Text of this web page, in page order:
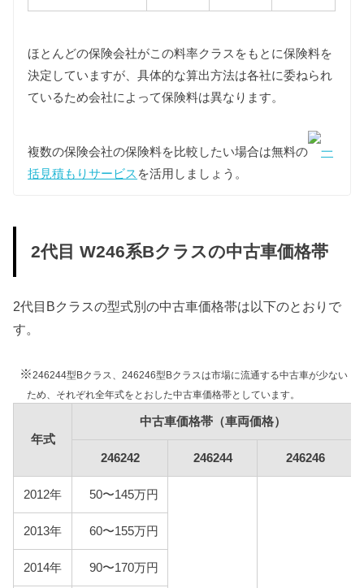
車検費用
車検代行料金、一般消耗品の交換費用などを含め車
検費用を50,000円としています。
2代目Bクラスは自家用乗用車に該当しますので、自
賠責の金額は10,775円となります。
料と想定実燃費をもとに燃料代を算出しています。
型式 燃料代
246244 147,400円
ほとんどの保険会社がこの料率クラスをもとに保険料を
決定していますが、具体的な算出方法は各社に委ねられ
ているため会社によって保険料は異なります。
複数の保険会社の保険料を比較したい場合は無料の
一
括見積もりサービス を活用しましょう。
2代目 W246系Bクラスの中古車価格帯
2代目Bクラスの型式別の中古車価格帯は以下のとおりで
す。
※246244型Bクラス、246246型Bクラスは市場に流通する中古車が少ない
ため、それぞれ全年式をとおした中古車価格帯としています。
年式
中古車価格帯（車両価格）
246242 246244 246246
2012年 50〜145万円
2013年 60〜155万円
2014年 90〜170万円